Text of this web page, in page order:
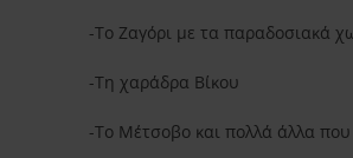
-Το Ζαγόρι με τα παραδοσιακά
-Τη χαράδρα Βίκου
-Το Μέτσοβο και πολλά άλλα